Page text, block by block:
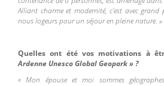
Alliant charme et modernité, c'est avec
nous logeurs pour un séjour en pleine nature. »
Quelles ont été vos motivations à
Ardenne Unesco Global Geopark » ?
«Mon épouse et moi sommes